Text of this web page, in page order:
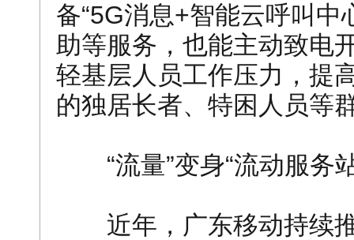
备“5G消息+智能云呼叫中
助等服务，也能主动致电
轻基层人员工作压力，提
的独居长者、特困人员等
“流量”变身“流动服务
近年，广东移动持续推